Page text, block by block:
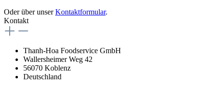
Oder über unserKontaktformular.
Kontakt
Thanh-Hoa Foodservice GmbH
Wallersheimer Weg 42
56070 Koblenz
Deutschland